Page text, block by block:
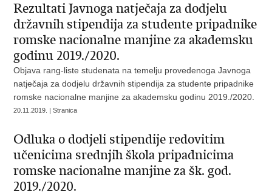
Rezultati Javnoga natječaja za dodjelu
državnih stipendija za studente pripadnike
romske nacionalne manjine za akademsku
godinu 2019./2020.
Objava rang-liste studenata na temelju provedenoga Javnoga
natječaja za dodjelu državnih stipendija za studente pripadnike
romske nacionalne manjine za akademsku godinu 2019./2020.
20.11.2019. | Stranica
Odluka o dodjeli stipendije redovitim
učenicima srednjih škola pripadnicima
romske nacionalne manjine za šk. god.
2019./2020.